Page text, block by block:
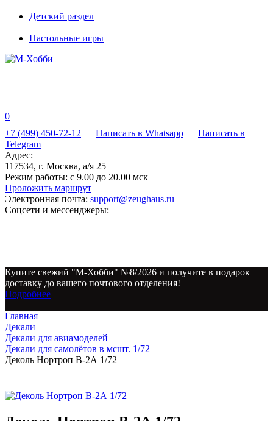
Детский раздел
Настольные игры
0
+7 (499) 450-72-12
Написать в Whatsapp
Написать в
Telegram
Адрес:
117534, г. Москва, а/я 25
Режим работы: с 9.00 до 20.00 мск
Проложить маршрут
Электронная почта: support@zeughaus.ru
Соцсети и мессенджеры:
Купите свежий "М-Хобби" №8/2026 и получите в подарок
доставку до вашего почтового отделения!
Подробнее
Главная
Декали
Декали для авиамоделей
Декали для самолётов в мсшт. 1/72
Деколь Нортроп В-2А 1/72